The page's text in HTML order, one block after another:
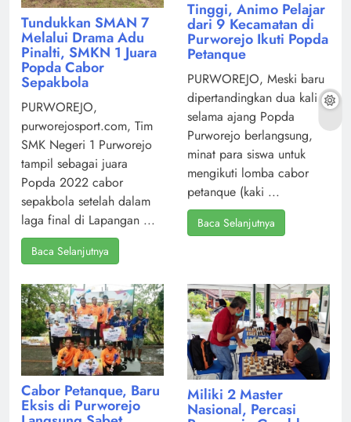
Tundukkan SMAN 7
Melalui Drama Adu
Pinalti, SMKN 1 Juara
Popda Cabor
Sepakbola
PURWOREJO,
purworejosport.com, Tim
SMK Negeri 1 Purworejo
tampil sebagai juara
Popda 2022 cabor
sepakbola setelah dalam
laga final di Lapangan ...
Baca Selanjutnya
Tinggi, Animo Pelajar
dari 9 Kecamatan di
Purworejo Ikuti Popda
Petanque
PURWOREJO, Meski baru
dipertandingkan dua kali
selama ajang Popda
Purworejo berlangsung,
minat para siswa untuk
mengikuti lomba cabor
petanque (kaki ...
Baca Selanjutnya
Cabor Petanque, Baru
Eksis di Purworejo
Miliki 2 Master
Nasional, Percasi